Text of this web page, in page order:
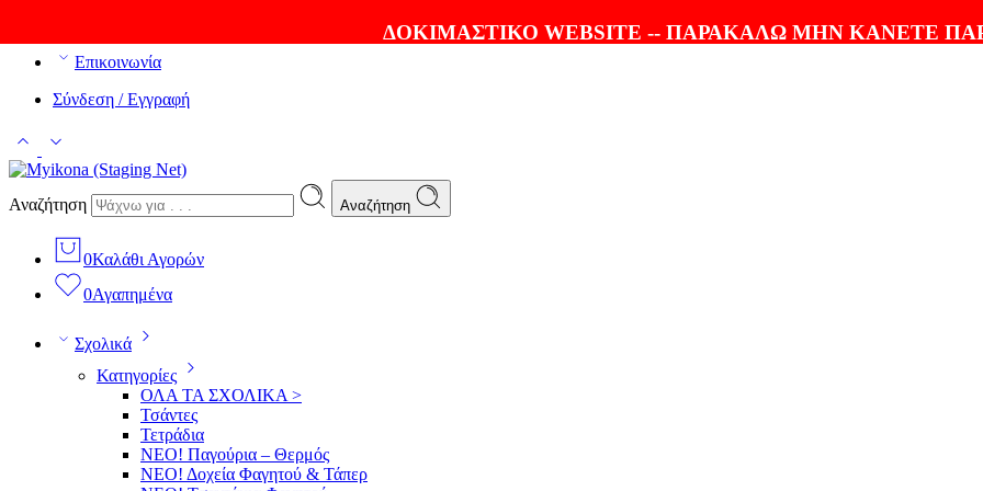
ΔΟΚΙΜΑΣΤΙΚΟ WEBSITE -- ΠΑΡΑΚΑΛΩ ΜΗΝ ΚΑΝΕΤΕ
Επικοινωνία
Σύνδεση / Εγγραφή
Αναζήτηση Αναζήτηση
0Καλάθι Αγορών
0Αγαπημένα
Σχολικά
Κατηγορίες
ΟΛΑ ΤΑ ΣΧΟΛΙΚΑ >
Τσάντες
Τετράδια
ΝΕΟ! Παγούρια – Θερμός
ΝΕΟ! Δοχεία Φαγητού & Τάπερ